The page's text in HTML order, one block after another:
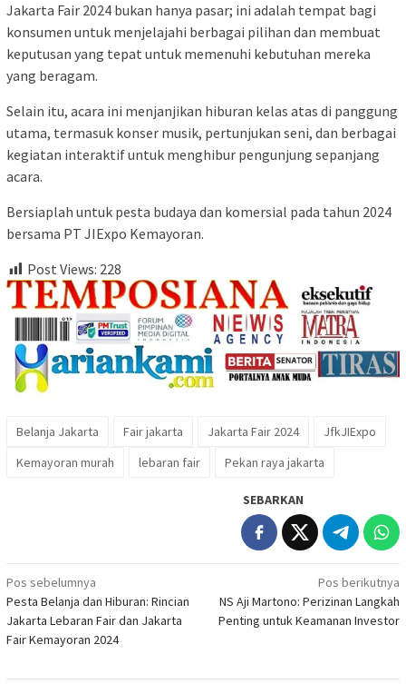
Jakarta Fair 2024 bukan hanya pasar; ini adalah tempat bagi
konsumen untuk menjelajahi berbagai pilihan dan membuat
keputusan yang tepat untuk memenuhi kebutuhan mereka
yang beragam.
Selain itu, acara ini menjanjikan hiburan kelas atas di panggung
utama, termasuk konser musik, pertunjukan seni, dan berbagai
kegiatan interaktif untuk menghibur pengunjung sepanjang
acara.
Bersiaplah untuk pesta budaya dan komersial pada tahun 2024
bersama PT JIExpo Kemayoran.
Post Views: 228
Belanja Jakarta Fair jakarta Jakarta Fair 2024
JfkJIExpo
Kemayoran murah
lebaran fair Pekan raya jakarta
SEBARKAN
Navigasi
pos
Pos sebelumnya
Pesta Belanja dan Hiburan: Rincian
Jakarta Lebaran Fair dan Jakarta
Fair Kemayoran 2024
Pos berikutnya
NS Aji Martono: Perizinan Langkah
Penting untuk Keamanan Investor